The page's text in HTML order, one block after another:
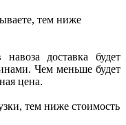
тем ниже
доставка будет
Чем меньше будет
цена.
тем ниже стоимость